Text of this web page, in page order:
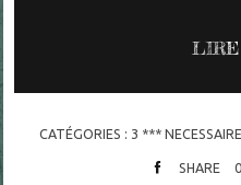
CATÉGORIES : 3 *** NECESSAIRE
SHARE 0